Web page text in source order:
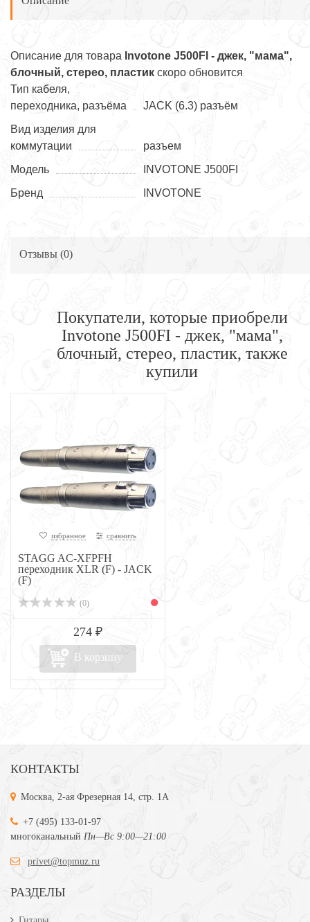
Описание для товара Invotone J500FI - джек, "мама",
блочный, стерео, пластик скоро обновится
Тип кабеля,
переходника, разъёма
JACK (6.3) разъём
Вид изделия для
коммутации
разъем
Модель
INVOTONE J500FI
Бренд
INVOTONE
Отзывы (0)
Покупатели, которые приобрели
Invotone J500FI - джек, "мама",
блочный, стерео, пластик, также
купили
избранное сравнить
STAGG AC-XFPFH
переходник XLR (F) - JACK
(F)
(0)
274 ₽
В корзину
КОНТАКТЫ
Москва, 2-ая Фрезерная 14, стр. 1А
+7 (495) 133-01-97
многоканальный Пн—Вс 9:00—21:00
privet@topmuz.ru
РАЗДЕЛЫ